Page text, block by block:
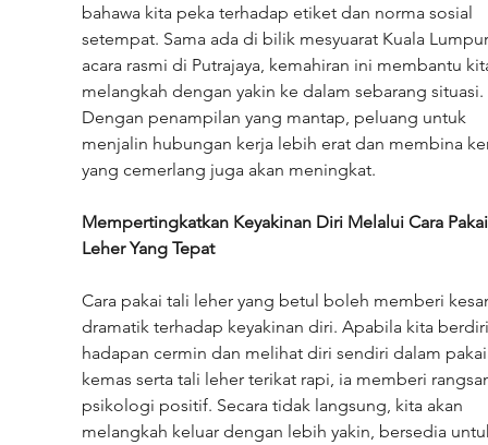
bahawa kita peka terhadap etiket dan norma sosial
setempat. Sama ada di bilik mesyuarat Kuala
acara rasmi di Putrajaya, kemahiran ini membantu
melangkah dengan yakin ke dalam sebarang situasi.
Dengan penampilan yang mantap, peluang untuk
menjalin hubungan kerja lebih erat dan membina
yang cemerlang juga akan meningkat.
Mempertingkatkan Keyakinan Diri Melalui Cara
Leher Yang Tepat
Cara pakai tali leher yang betul boleh memberi
dramatik terhadap keyakinan diri. Apabila kita
hadapan cermin dan melihat diri sendiri dalam
kemas serta tali leher terikat rapi, ia memberi
psikologi positif. Secara tidak langsung, kita akan
melangkah keluar dengan lebih yakin, bersedia